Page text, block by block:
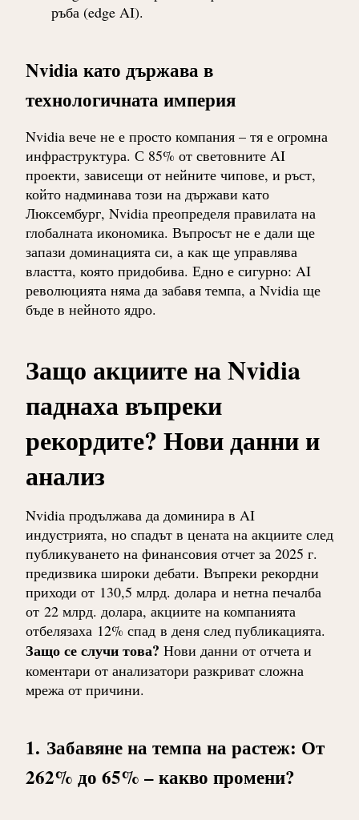
ръба (edge AI).
Nvidia като държава в
технологичната империя
Nvidia вече не е просто компания – тя е огромна
инфраструктура. С 85% от световните AI
проекти, зависещи от нейните чипове, и ръст,
който надминава този на държави като
Люксембург, Nvidia преопределя правилата на
глобалната икономика. Въпросът не е дали ще
запази доминацията си, а как ще управлява
властта, която придобива. Едно е сигурно: AI
революцията няма да забавя темпа, а Nvidia ще
бъде в нейното ядро.
Защо акциите на Nvidia
паднаха въпреки
рекордите? Нови данни и
анализ
Nvidia продължава да доминира в AI
индустрията, но спадът в цената на акциите след
публикуването на финансовия отчет за 2025 г.
предизвика широки дебати. Въпреки рекордни
приходи от 130,5 млрд. долараи нетна печалба
от 22 млрд. долара, акциите на компанията
отбелязаха 12% спадв деня след публикацията.
Защо се случи това? Нови данни от отчета и
коментари от анализатори разкриват сложна
мрежа от причини.
1. Забавяне на темпа на растеж: От
262% до 65% – какво промени?